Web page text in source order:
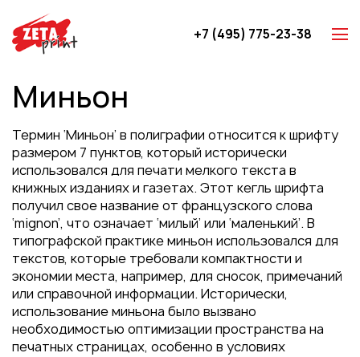
Игральные карты
Каталоги
Листовки
Книги
Папки
Календари
Упаковка
Блокноты с логотипом
+7 (495) 775-23-38
Миньон
Термин ‘Миньон’ в полиграфии относится к шрифту
размером 7 пунктов, который исторически
использовался для печати мелкого текста в
книжных изданиях и газетах. Этот кегль шрифта
получил свое название от французского слова
‘mignon’, что означает ‘милый’ или ‘маленький’. В
типографской практике миньон использовался для
текстов, которые требовали компактности и
экономии места, например, для сносок, примечаний
или справочной информации. Исторически,
использование миньона было вызвано
необходимостью оптимизации пространства на
печатных страницах, особенно в условиях